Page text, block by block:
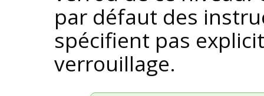
par défaut des
spécifient pas
verrouillage.